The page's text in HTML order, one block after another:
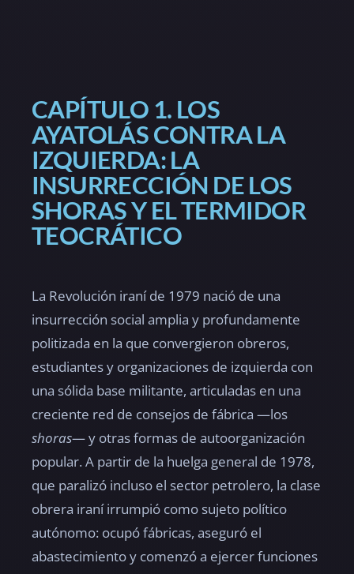
CAPÍTULO 1. LOS
AYATOLÁS CONTRA LA
IZQUIERDA: LA
INSURRECCIÓN DE LOS
SHORAS Y EL TERMIDOR
TEOCRÁTICO
La Revolución iraní de 1979 nació de una
insurrección social amplia y profundamente
politizada en la que convergieron obreros,
estudiantes y organizaciones de izquierda con
una sólida base militante, articuladas en una
creciente red de consejos de fábrica —los
shoras— y otras formas de autoorganización
popular. A partir de la huelga general de 1978,
que paralizó incluso el sector petrolero, la clase
obrera iraní irrumpió como sujeto político
autónomo: ocupó fábricas, aseguró el
abastecimiento y comenzó a ejercer funciones